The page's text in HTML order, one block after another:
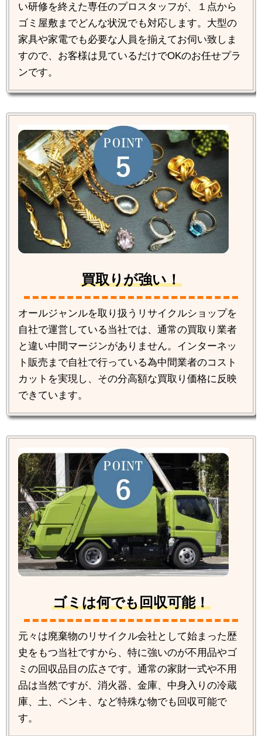
い研修を終えた専任のプロスタッフが、１点から
ゴミ屋敷までどんな状況でも対応します。大型の
家具や家電でも必要な人員を揃えてお伺い致しま
すので、お客様は見ているだけでOKのお任せプラ
ンです。
買取りが強い！
オールジャンルを取り扱うリサイクルショップを
自社で運営している当社では、通常の買取り業者
と違い中間マージンがありません。インターネッ
ト販売まで自社で行っている為中間業者のコスト
カットを実現し、その分高額な買取り価格に反映
できています。
ゴミは何でも回収可能！
元々は廃棄物のリサイクル会社として始まった歴
史をもつ当社ですから、特に強いのが不用品やゴ
ミの回収品目の広さです。通常の家財一式や不用
品は当然ですが、消火器、金庫、中身入りの冷蔵
庫、土、ペンキ、など特殊な物でも回収可能で
す。